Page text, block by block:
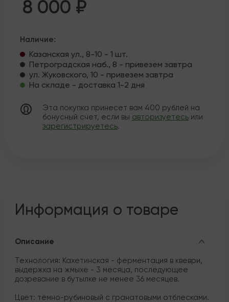
8 000 ₽
Наличие:
Казанская ул., 8-10 - 1 шт.
Петроградская наб., 8 - привезем завтра
ул. Жуковского, 10 - привезем завтра
На складе - доставка 1-2 дня
Эта покупка принесет вам 400 рублей на
бонусный счет, если вы авторизуетесь или
зарегистрируетесь.
Информация о товаре
Описание
Технология: Кахетинская - ферментация в квеври,
выдержка на жмыхе - 3 месяца, последующее
дозревание в бутылке не менее 36 месяцев.
Цвет: тёмно-рубиновый с гранатовыми отблесками.